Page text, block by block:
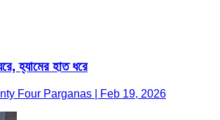
হ্যামের হাত ধরে
Four Parganas | Feb 19, 2026